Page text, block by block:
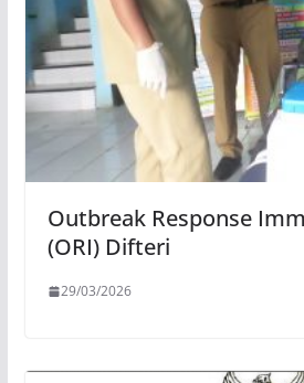
Outbreak Response
(ORI) Difteri
29/03/2026